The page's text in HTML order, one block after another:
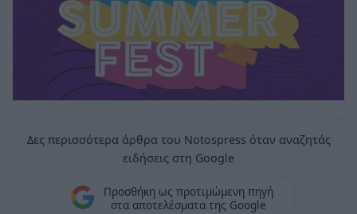
Δες περισσότερα άρθρα του Notospress όταν αναζητάς
ειδήσεις στη Google
Προσθήκη ως προτιμώμενη πηγή
στα αποτελέσματα της Google